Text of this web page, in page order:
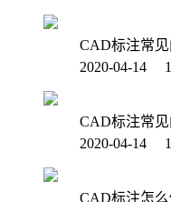
CAD标注常见
2020-04-14
CAD标注常见
2020-04-14
CAD标注怎